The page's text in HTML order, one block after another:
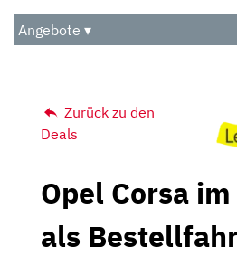
Audio
Das Beste
Angebote ▾
Zurück zu den
Deals
Opel Corsa
als